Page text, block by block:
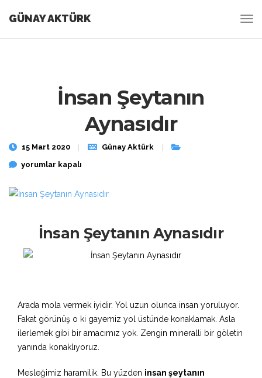
GÜNAY AKTÜRK
İnsan Şeytanın
Aynasıdır
15 Mart 2020
Günay Aktürk
İnsan Şeytanın Aynasıdır için
yorumlar kapalı
İnsan Şeytanın Aynasıdır
Arada mola vermek iyidir. Yol uzun olunca insan yoruluyor.
Fakat görünüş o ki gayemiz yol üstünde konaklamak. Asla
ilerlemek gibi bir amacımız yok. Zengin mineralli bir göletin
yanında konaklıyoruz.
Mesleğimiz haramilik. Bu yüzden insan şeytanın